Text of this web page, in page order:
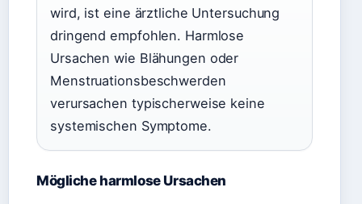
wird, ist eine ärztliche Untersuchung
dringend empfohlen. Harmlose
Ursachen wie Blähungen oder
Menstruationsbeschwerden
verursachen typischerweise keine
systemischen Symptome.
Mögliche harmlose Ursachen